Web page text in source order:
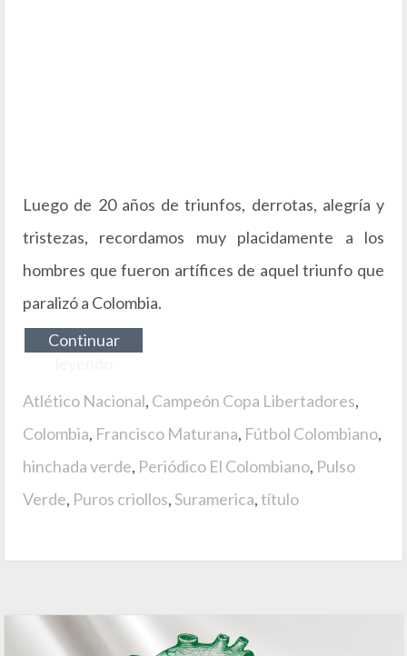
Luego de 20 años de triunfos, derrotas, alegría y
tristezas, recordamos muy placidamente a los
hombres que fueron artífices de aquel triunfo que
paralizó a Colombia.
Continuar
Atlético Nacional, Campeón Copa Libertadores,
Colombia, Francisco Maturana, Fútbol Colombiano,
hinchada verde, Periódico El Colombiano, Pulso
Verde, Puros criollos,Suramerica,título